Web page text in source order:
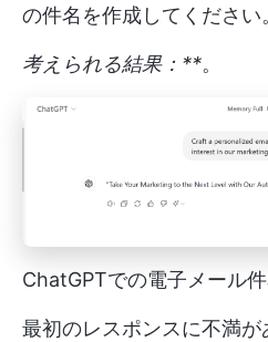
の件名を作成してください
考えられる結果：**。
ChatGPTでの電子メール
最初のレスポンスに不満